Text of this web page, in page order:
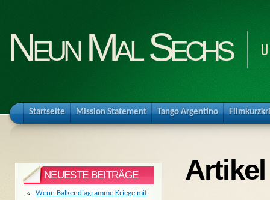
Neun Mal Sechs
Startseite Mission Statement Tango Argentino
NEUESTE BEITRÄGE
Wenn Balkendiagramme Kriege mit